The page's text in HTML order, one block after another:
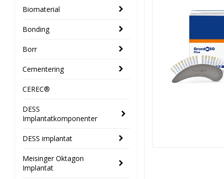
Biomaterial
Bonding
Borr
Cementering
CEREC®
DESS
Implantatkomponenter
DESS implantat
Meisinger Oktagon
Implantat